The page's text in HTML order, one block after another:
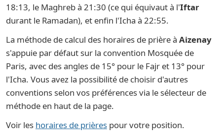
18:13, le Maghreb à 21:30 (ce qui équivaut à l'Iftar
durant le Ramadan), et enfin l'Icha à 22:55.
La méthode de calcul des horaires de prière à Aizenay
s'appuie par défaut sur la convention Mosquée de
Paris, avec des angles de 15° pour le Fajr et 13° pour
l'Icha. Vous avez la possibilité de choisir d'autres
conventions selon vos préférences via le sélecteur de
méthode en haut de la page.
Voir les horaires de prières pour votre position.